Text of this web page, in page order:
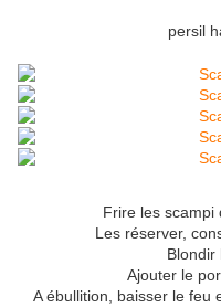
persil
Frire les scampi
Les réserver,
Blondir
Ajouter le
A ébullition, baisser le feu